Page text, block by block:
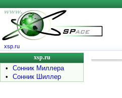
xsp.ru
xsp.ru
•
Сонник Миллера
•
Сонник Шиллер